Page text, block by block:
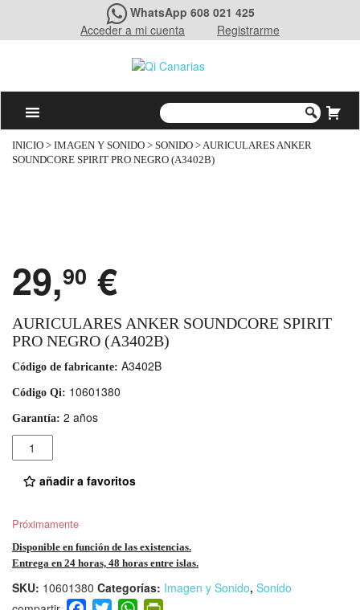
WhatsApp 608 021 425
Acceder a mi cuenta
Registrarme
INICIO > IMAGEN Y SONIDO > SONIDO > AURICULARES ANKER
SOUNDCORE SPIRIT PRO NEGRO (A3402B)
29,90 €
AURICULARES ANKER SOUNDCORE SPIRIT
PRO NEGRO (A3402B)
Código de fabricante: A3402B
Código Qi: 10601380
Garantía: 2 años
Cantidad
añadir a favoritos
Próximamente
Disponible en función de las existencias.
Entrega en 24 horas, 48 horas entre islas.
SKU: 10601380 Categorías: Imagen y Sonido, Sonido